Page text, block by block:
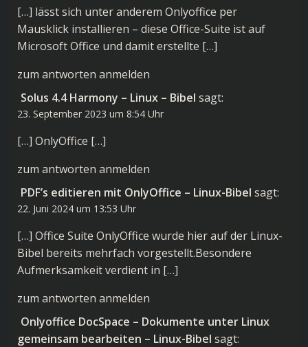
[…] lässt sich unter anderem Onlyoffice per
Mausklick installieren – diese Office-Suite ist auf
Microsoft Office und damit erstellte […]
zum antworten anmelden
Solus 4.4 Harmony – Linux – Bibel sagt:
23. September 2023 um 8:54 Uhr
[…] OnlyOffice […]
zum antworten anmelden
PDF’s editieren mit OnlyOffice – Linux-Bibel sagt:
22. Juni 2024 um 13:53 Uhr
[…] Office Suite OnlyOffice wurde hier auf der Linux-
Bibel bereits mehrfach vorgestellt.Besondere
Aufmerksamkeit verdient in […]
zum antworten anmelden
Onlyoffice DocSpace – Dokumente unter Linux
gemeinsam bearbeiten – Linux-Bibel sagt: